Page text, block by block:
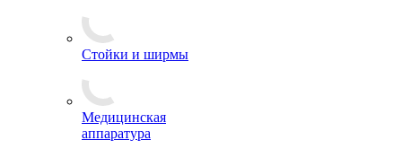
Стойки и ширмы
Медицинская
аппаратура